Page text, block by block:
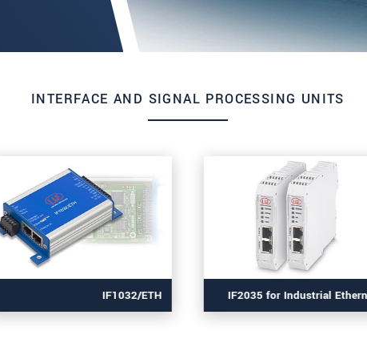
INTERFACE AND SIGNAL PROCESSING UNITS
IF2035 for Industrial
IF1032/ETH